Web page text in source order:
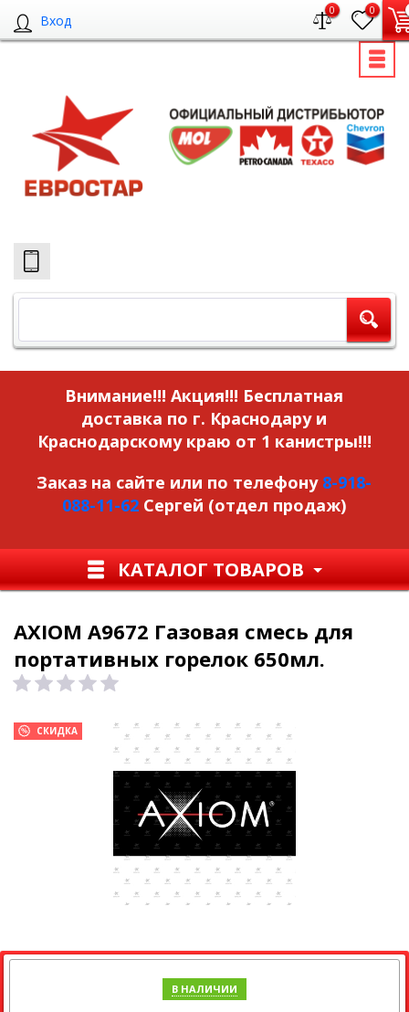
Вход
0 0
Внимание!!! Акция!!! Бесплатная
доставка по г. Краснодару и
Краснодарскому краю от 1 канистры!!!
Заказ на сайте или по телефону 8-918-
088-11-62 Сергей (отдел продаж)
КАТАЛОГ ТОВАРОВ
AXIOM А9672 Газовая смесь для
портативных горелок 650мл.
СКИДКА
В НАЛИЧИИ